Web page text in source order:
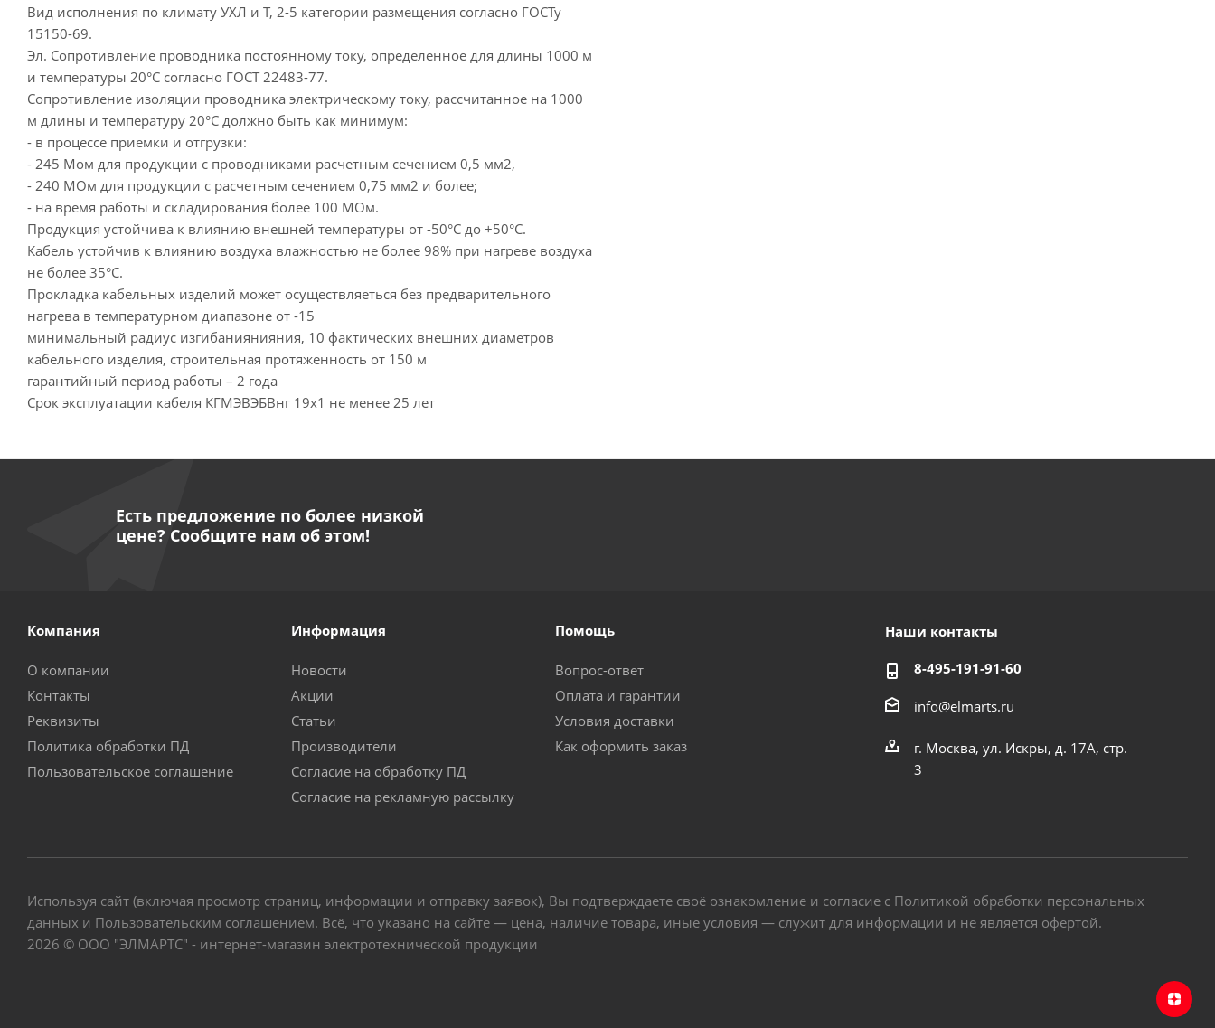
Вид исполнения по климату УХЛ и Т, 2-5 категории размещения согласно ГОСТу
15150-69.
Эл. Сопротивление проводника постоянному току, определенное для длины 1000 м
и температуры 20°С согласно ГОСТ 22483-77.
Сопротивление изоляции проводника электрическому току, рассчитанное на 1000
м длины и температуру 20°С должно быть как минимум:
- в процессе приемки и отгрузки:
- 245 Мом для продукции с проводниками расчетным сечением 0,5 мм2,
- 240 МОм для продукции с расчетным сечением 0,75 мм2 и более;
- на время работы и складирования более 100 МОм.
Продукция устойчива к влиянию внешней температуры от -50°С до +50°С.
Кабель устойчив к влиянию воздуха влажностью не более 98% при нагреве воздуха
не более 35°С.
Прокладка кабельных изделий может осуществляеться без предварительного
нагрева в температурном диапазоне от -15
минимальный радиус изгибаниянияния, 10 фактических внешних диаметров
кабельного изделия, строительная протяженность от 150 м
гарантийный период работы – 2 года
Срок эксплуатации кабеля КГМЭВЭБВнг 19х1 не менее 25 лет
Есть предложение по более низкой
цене? Сообщите нам об этом!
Компания
О компании
Контакты
Реквизиты
Политика обработки ПД
Пользовательское соглашение
Информация
Новости
Акции
Статьи
Производители
Согласие на обработку ПД
Согласие на рекламную рассылку
Помощь
Вопрос-ответ
Оплата и гарантии
Условия доставки
Как оформить заказ
Наши контакты
8-495-191-91-60
info@elmarts.ru
г. Москва, ул. Искры, д. 17А, стр.
3
Используя сайт (включая просмотр страниц, информации и отправку заявок), Вы подтверждаете своё ознакомление и согласие с Политикой обработки персональных
данных и Пользовательским соглашением. Всё, что указано на сайте — цена, наличие товара, иные условия — служит для информации и не является офертой.
2026 © ООО "ЭЛМАРТС" - интернет-магазин электротехнической продукции